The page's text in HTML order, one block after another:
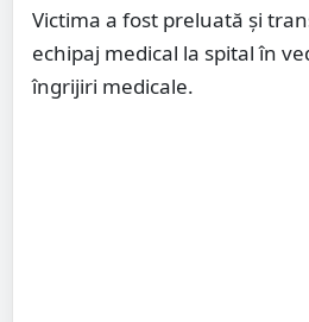
Victima a fost preluată şi
echipaj medical la spital în
îngrijiri medicale.